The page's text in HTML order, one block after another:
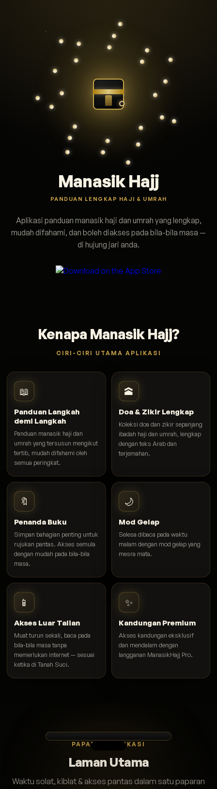
Manasik Hajj
PANDUAN LENGKAP HAJI & UMRAH
Aplikasi panduan manasik haji dan umrah yang lengkap,
mudah difahami, dan boleh diakses pada bila-bila masa —
di hujung jari anda.
Kenapa Manasik Hajj?
CIRI-CIRI UTAMA APLIKASI
📖
Panduan Langkah
demi Langkah
Panduan manasik haji dan
umrah yang tersusun mengikut
tertib, mudah difahami oleh
semua peringkat.
🕋
Doa & Zikir Lengkap
Koleksi doa dan zikir sepanjang
ibadah haji dan umrah, lengkap
dengan teks Arab dan
terjemahan.
🔖
Penanda Buku
Simpan bahagian penting untuk
rujukan pantas. Akses semula
dengan mudah pada bila-bila
masa.
🌙
Mod Gelap
Selesa dibaca pada waktu
malam dengan mod gelap yang
mesra mata.
📱
Akses Luar Talian
Muat turun sekali, baca pada
bila-bila masa tanpa
memerlukan internet — sesuai
ketika di Tanah Suci.
✨
Kandungan Premium
Akses kandungan eksklusif
dan mendalam dengan
langganan ManasikHajj Pro.
PAPARAN APLIKASI
Laman Utama
Waktu solat, kiblat & akses pantas dalam satu paparan